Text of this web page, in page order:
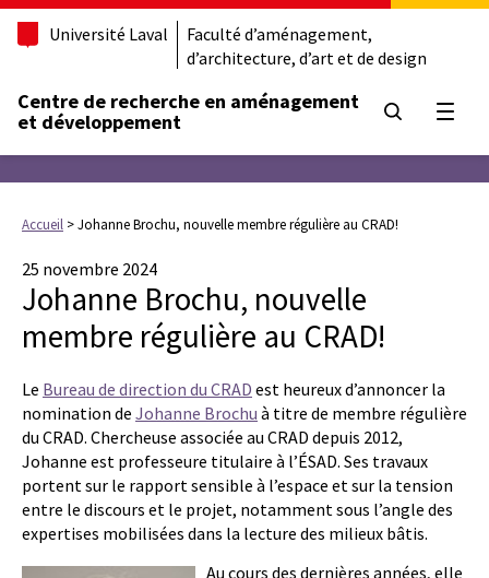
Université Laval
Faculté d’aménagement,
d’architecture, d’art et de design
Centre de recherche en aménagement
et développement
Accueil >Johanne Brochu, nouvelle membre régulière au CRAD!
25 novembre 2024
Johanne Brochu, nouvelle
membre régulière au CRAD!
Le Bureau de direction du CRAD est heureux d’annoncer la
nomination de Johanne Brochu à titre de membre régulière
du CRAD. Chercheuse associée au CRAD depuis 2012,
Johanne est professeure titulaire à l’ÉSAD. Ses travaux
portent sur le rapport sensible à l’espace et sur la tension
entre le discours et le projet, notamment sous l’angle des
expertises mobilisées dans la lecture des milieux bâtis.
Au cours des dernières années, elle